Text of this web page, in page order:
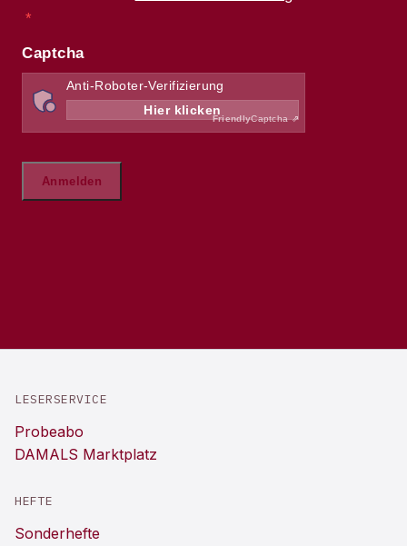
LESERSERVICE
Probeabo
DAMALS Marktplatz
HEFTE
Sonderhefte